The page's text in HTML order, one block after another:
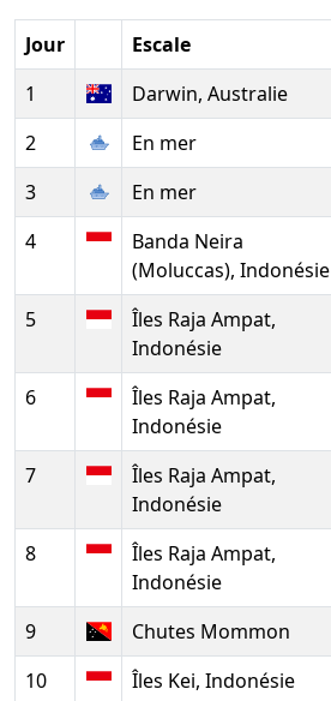
Jour Escale
1
Darwin, Australie
2
En mer
3
En mer
4
Banda Neira
(Moluccas), Indonésie
5
Îles Raja Ampat,
Indonésie
6
Îles Raja Ampat,
Indonésie
7
Îles Raja Ampat,
Indonésie
8
Îles Raja Ampat,
Indonésie
9 Chutes Mommon
10
Îles Kei, Indonésie